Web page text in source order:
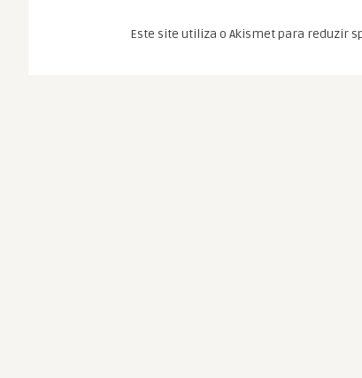
Este site utiliza o Akismet para reduzir